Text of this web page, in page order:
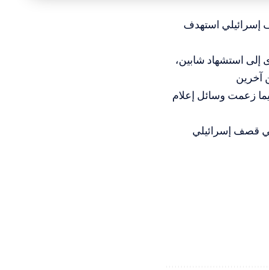
إسرائيلي استهدف
إلى استشهاد شابين،
آخرين
زعمت وسائل إعلام
قصف إسرائيلي